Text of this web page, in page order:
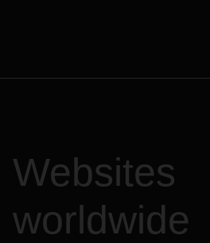
Websites
worldwide